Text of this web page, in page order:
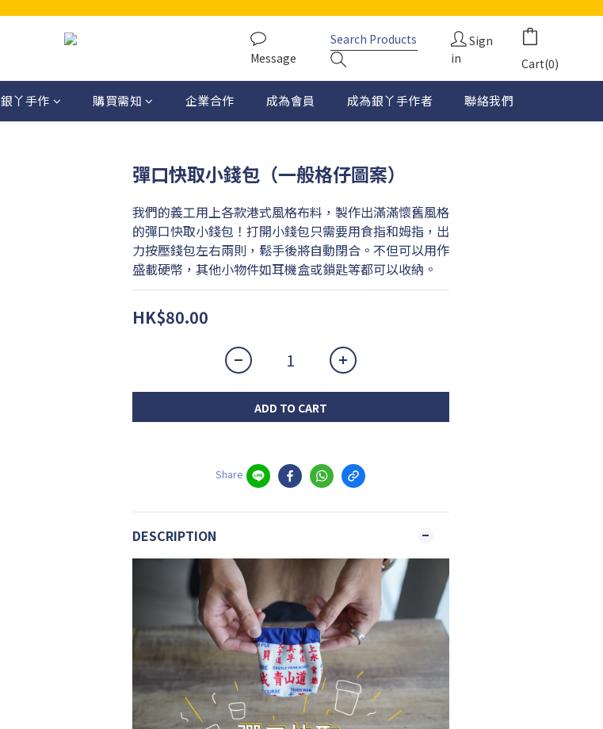
Message
Sign
in
Cart(0)
銀丫手作 購買需知 企業合作 成為會員 成為銀丫手作者 聯絡我們
彈口快取小錢包（一般格仔圖案）
我們的義工用上各款港式風格布料，製作出滿滿懷舊風格
的彈口快取小錢包！打開小錢包只需要用食指和姆指，出
力按壓錢包左右兩則，鬆手後將自動閉合。不但可以用作
盛載硬幣，其他小物件如耳機盒或鎖匙等都可以收納。
HK$80.00
ADD TO CART
Share
DESCRIPTION